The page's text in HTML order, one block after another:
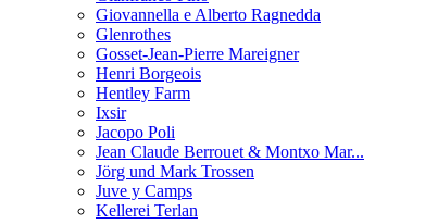
Giovannella e Alberto Ragnedda
Glenrothes
Gosset-Jean-Pierre Mareigner
Henri Borgeois
Hentley Farm
Ixsir
Jacopo Poli
Jean Claude Berrouet & Montxo Mar...
Jörg und Mark Trossen
Juve y Camps
Kellerei Terlan